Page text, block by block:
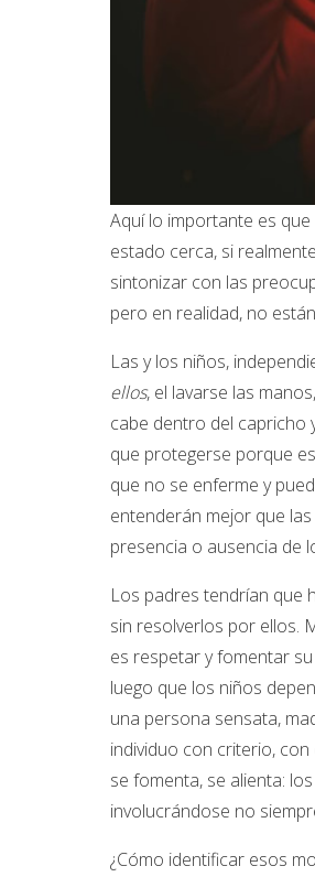
Aquí lo importante es
estado cerca, si
sintonizar con las
pero en realidad, no
Las y los niños,
ellos, el lavarse las
cabe dentro del capricho
que protegerse porque
que no se enferme y
entenderán mejor que
presencia o ausencia de
Los padres tendrían que
sin resolverlos por ellos.
es respetar y fomentar
luego que los niños
una persona sensata,
individuo con criterio,
se fomenta, se alienta:
involucrándose no
¿Cómo identificar esos